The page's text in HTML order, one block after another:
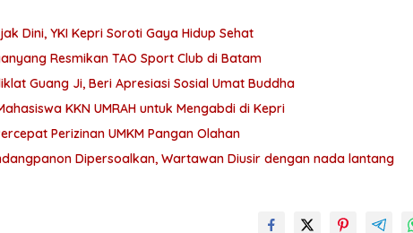
Dini, YKI Kepri Soroti Gaya Hidup Sehat
Resmikan TAO Sport Club di Batam
Guang Ji, Beri Apresiasi Sosial Umat Buddha
KKN UMRAH untuk Mengabdi di Kepri
Perizinan UMKM Pangan Olahan
Dipersoalkan, Wartawan Diusir dengan nada lantang